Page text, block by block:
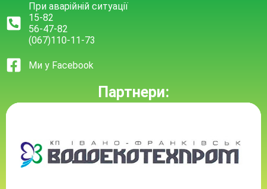
При аварійній ситуації
15-82
56-47-82
(067)110-11-73
Ми у Facebook
Партнери: